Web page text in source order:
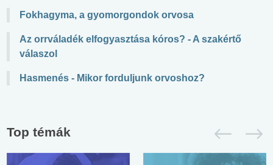
Fokhagyma, a gyomorgondok orvosa
Az orrváladék elfogyasztása kóros? - A szakértő
válaszol
Hasmenés - Mikor forduljunk orvoshoz?
Top témák